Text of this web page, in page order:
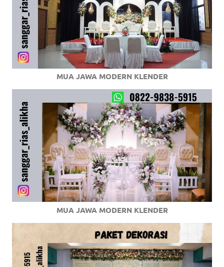
MUA JAWA MODERN KLENDER
MUA JAWA MODERN KLENDER